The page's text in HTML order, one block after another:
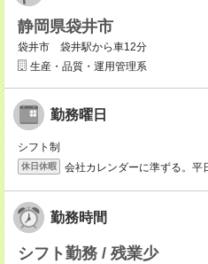
静岡県袋井市
袋井市 袋井駅から車12分
生産・品質・運用管理系
勤務曜日
シフト制
休日休暇 会社カレンダーに準ずる。平
勤務時間
シフト勤務 / 残業少